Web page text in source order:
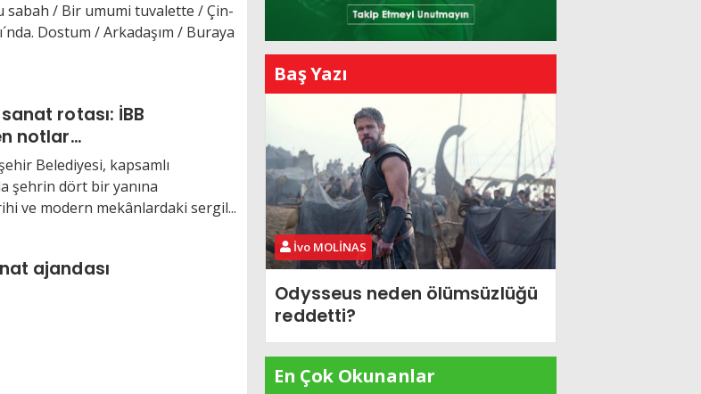
sabah / Bir umumi tuvalette / Çin-
Dostum / Arkadaşım / Buraya
rotası: İBB
notlar…
Belediyesi, kapsamlı
şehrin dört bir yanına
ve modern mekânlardaki sergil...
ajandası
Baş Yazı
İvo MOLİNAS
Odysseus neden ölümsüzlüğü
reddetti?
En Çok Okunanlar